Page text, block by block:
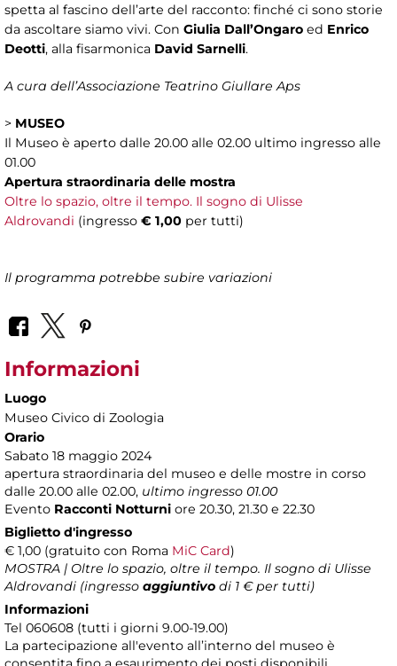
spetta al fascino dell’arte del racconto: finché ci sono storie
da ascoltare siamo vivi. Con Giulia Dall’Ongaro ed Enrico
Deotti, alla fisarmonica David Sarnelli.
A cura dell’Associazione Teatrino Giullare Aps
> MUSEO
Il Museo è aperto dalle 20.00 alle 02.00 ultimo ingresso alle
01.00
Apertura straordinaria delle mostra
Oltre lo spazio, oltre il tempo. Il sogno di Ulisse
Aldrovandi (ingresso € 1,00 per tutti)
Il programma potrebbe subire variazioni
Informazioni
Luogo
Museo Civico di Zoologia
Orario
Sabato 18 maggio 2024
apertura straordinaria del museo e delle mostre in corso
dalle 20.00 alle 02.00, ultimo ingresso 01.00
Evento Racconti Notturni ore 20.30, 21.30 e 22.30
Biglietto d'ingresso
€ 1,00 (gratuito con Roma MiC Card)
MOSTRA | Oltre lo spazio, oltre il tempo. Il sogno di Ulisse
Aldrovandi (ingresso aggiuntivo di 1 € per tutti)
Informazioni
Tel 060608 (tutti i giorni 9.00-19.00)
La partecipazione all'evento all’interno del museo è